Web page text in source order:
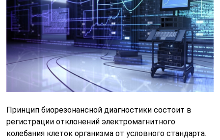
Принцип биорезонансной диагностики состоит в
регистрации отклонений электромагнитного
колебания клеток организма от условного стандарта.